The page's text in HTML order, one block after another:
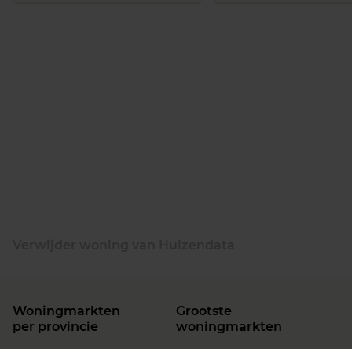
Woningmarkten
per provincie
Grootste
woningmarkten